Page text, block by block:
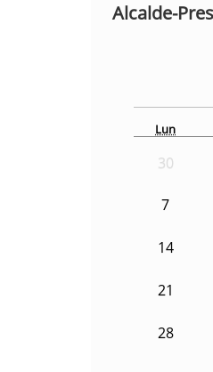
Alcalde-
Lun
30
7
14
21
28